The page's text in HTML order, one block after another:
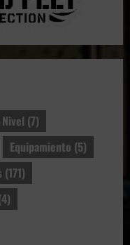
(7)
Equipamiento (5)
(171)